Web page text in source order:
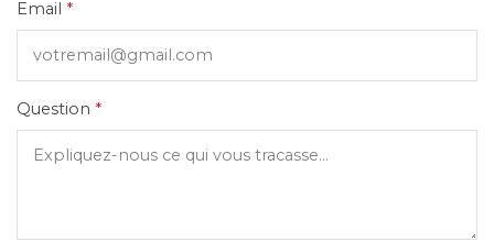
Email *
Question *